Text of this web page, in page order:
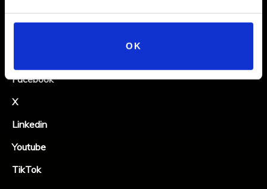
OK
Social
Facebook
X
Linkedin
Youtube
TikTok